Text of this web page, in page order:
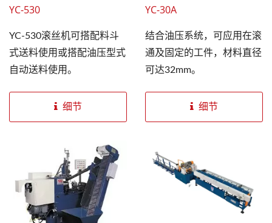
YC-530
YC-530滚丝机可搭配料斗
式送料使用或搭配油压型式
自动送料使用。
细节
YC-30A
结合油压系统，可应用在滚
通及固定的工件，材料直径
可达32mm。
细节